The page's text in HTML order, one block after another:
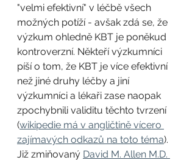
"velmi efektivní" v léčbě všech
možných potíží - avšak zdá se, že
výzkum ohledně KBT je poněkud
kontroverzní. Někteří výzkumníci
píší o tom, že KBT je více efektivní
než jiné druhy léčby a jiní
výzkumníci a lékaři zase naopak
zpochybnili validitu těchto tvrzení
(wikipedie má v angličtině vícero
zajímavých odkazů na toto téma).
Již zmiňovaný David M. Allen M.D.